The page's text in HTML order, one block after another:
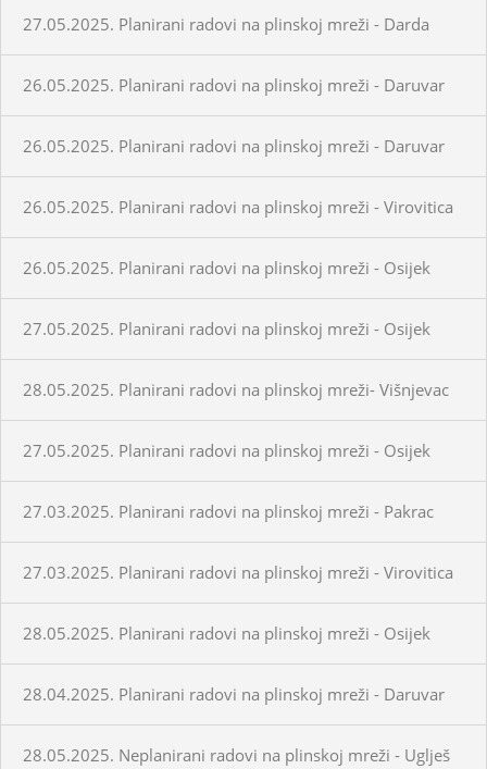
27.05.2025. Planirani radovi na plinskoj mreži - Darda
26.05.2025. Planirani radovi na plinskoj mreži - Daruvar
26.05.2025. Planirani radovi na plinskoj mreži - Daruvar
26.05.2025. Planirani radovi na plinskoj mreži - Virovitica
26.05.2025. Planirani radovi na plinskoj mreži - Osijek
27.05.2025. Planirani radovi na plinskoj mreži - Osijek
28.05.2025. Planirani radovi na plinskoj mreži- Višnjevac
27.05.2025. Planirani radovi na plinskoj mreži - Osijek
27.03.2025. Planirani radovi na plinskoj mreži - Pakrac
27.03.2025. Planirani radovi na plinskoj mreži - Virovitica
28.05.2025. Planirani radovi na plinskoj mreži - Osijek
28.04.2025. Planirani radovi na plinskoj mreži - Daruvar
28.05.2025. Neplanirani radovi na plinskoj mreži - Uglješ